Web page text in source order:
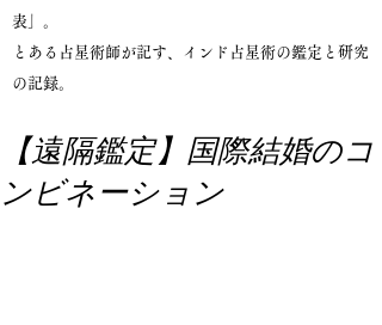
表」。
とある占星術師が記す、インド占星術の鑑定と研究
の記録。
【遠隔鑑定】国際結婚のコ
ンビネーション